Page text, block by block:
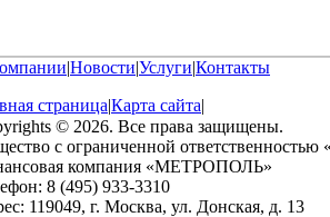
|Новости|Услуги|Контакты
страница|Карта сайта|
© 2026. Все права защищены.
с ограниченной ответственностью
компания «МЕТРОПОЛЬ»
8 (495) 933-3310
119049, г. Москва, ул. Донская, д. 13